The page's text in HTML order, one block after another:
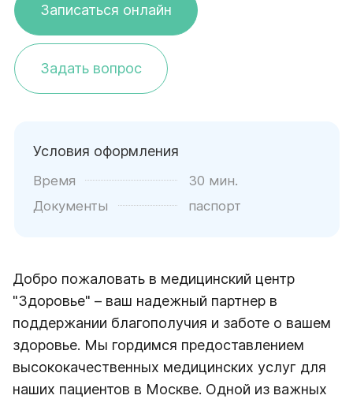
Записаться онлайн
Задать вопрос
Условия оформления
Время
30 мин.
Документы
паспорт
Добро пожаловать в медицинский центр
"Здоровье" – ваш надежный партнер в
поддержании благополучия и заботе о вашем
здоровье. Мы гордимся предоставлением
высококачественных медицинских услуг для
наших пациентов в Москве. Одной из важных